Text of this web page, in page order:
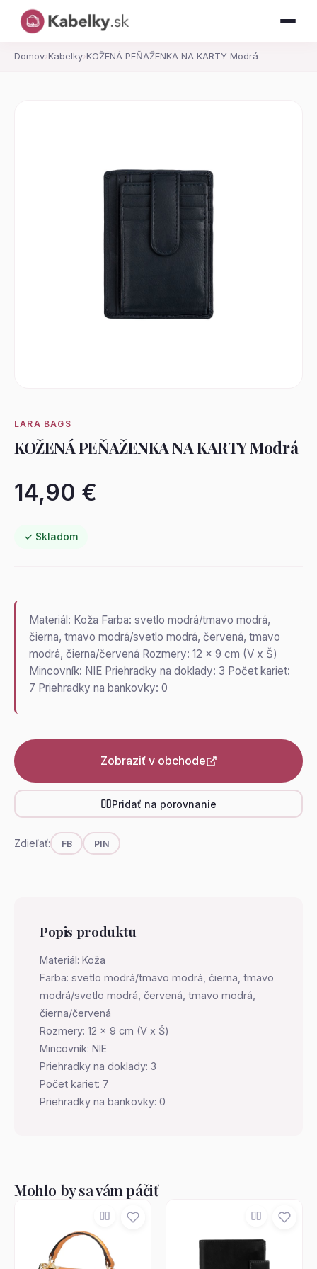
Domov› Kabelky› KOŽENÁ PEŇAŽENKA NA KARTY Modrá
LARA BAGS
KOŽENÁ PEŇAŽENKA NA KARTY Modrá
14,90 €
✓ Skladom
Materiál: Koža Farba: svetlo modrá/tmavo modrá,
čierna, tmavo modrá/svetlo modrá, červená, tmavo
modrá, čierna/červená Rozmery: 12 x 9 cm (V x Š)
Mincovník: NIE Priehradky na doklady: 3 Počet kariet:
7 Priehradky na bankovky: 0
Zobraziť v obchode
Pridať na porovnanie
Zdieľať: FB PIN
Popis produktu
Materiál: Koža
Farba: svetlo modrá/tmavo modrá, čierna, tmavo
modrá/svetlo modrá, červená, tmavo modrá,
čierna/červená
Rozmery: 12 x 9 cm (V x Š)
Mincovník: NIE
Priehradky na doklady: 3
Počet kariet: 7
Priehradky na bankovky: 0
Mohlo by sa vám páčiť